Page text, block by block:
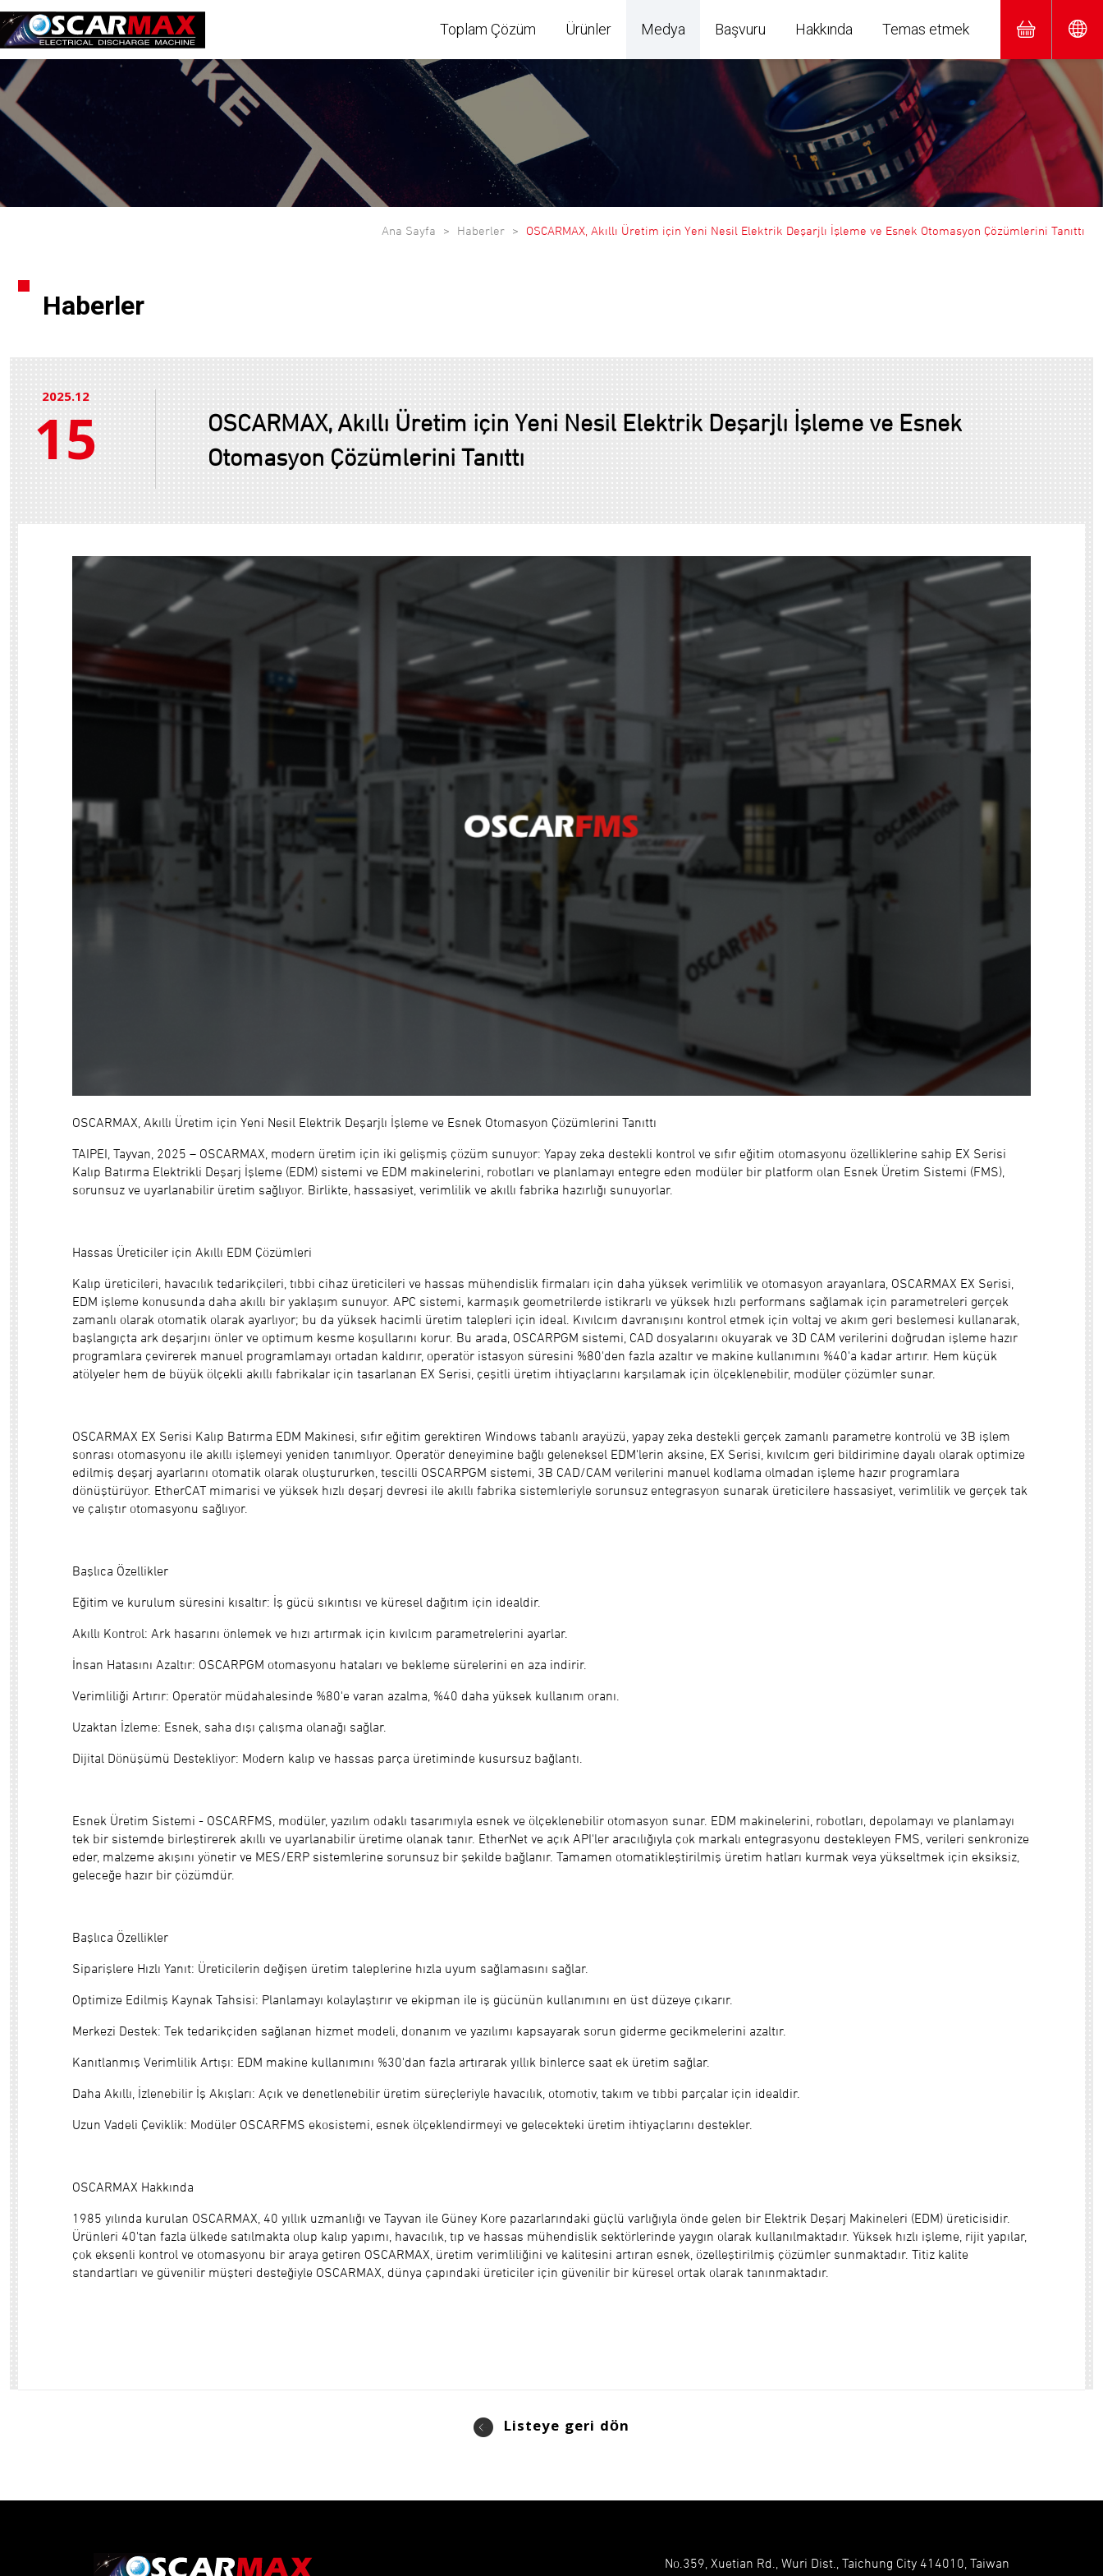
Toplam Çözüm Ürünler Medya Başvuru Hakkında Temas etmek
Haberler
Ana Sayfa Haberler OSCARMAX, Akıllı Üretim için Yeni Nesil Elektrik Deşarjlı İşleme ve Esnek Otomasyon Çözümlerini Tanıttı
2025.12
15
OSCARMAX, Akıllı Üretim için Yeni Nesil Elektrik Deşarjlı İşleme ve Esnek
Otomasyon Çözümlerini Tanıttı
OSCARMAX, Akıllı Üretim için Yeni Nesil Elektrik Deşarjlı İşleme ve Esnek Otomasyon Çözümlerini Tanıttı
TAIPEI, Tayvan, 2025 – OSCARMAX, modern üretim için iki gelişmiş çözüm sunuyor: Yapay zeka destekli kontrol ve sıfır eğitim otomasyonu özelliklerine sahip EX Serisi
Kalıp Batırma Elektrikli Deşarj İşleme (EDM) sistemi ve EDM makinelerini, robotları ve planlamayı entegre eden modüler bir platform olan Esnek Üretim Sistemi (FMS),
sorunsuz ve uyarlanabilir üretim sağlıyor. Birlikte, hassasiyet, verimlilik ve akıllı fabrika hazırlığı sunuyorlar.
Hassas Üreticiler için Akıllı EDM Çözümleri
Kalıp üreticileri, havacılık tedarikçileri, tıbbi cihaz üreticileri ve hassas mühendislik firmaları için daha yüksek verimlilik ve otomasyon arayanlara, OSCARMAX EX Serisi,
EDM işleme konusunda daha akıllı bir yaklaşım sunuyor. APC sistemi, karmaşık geometrilerde istikrarlı ve yüksek hızlı performans sağlamak için parametreleri gerçek
zamanlı olarak otomatik olarak ayarlıyor; bu da yüksek hacimli üretim talepleri için ideal. Kıvılcım davranışını kontrol etmek için voltaj ve akım geri beslemesi kullanarak,
başlangıçta ark deşarjını önler ve optimum kesme koşullarını korur. Bu arada, OSCARPGM sistemi, CAD dosyalarını okuyarak ve 3D CAM verilerini doğrudan işleme hazır
programlara çevirerek manuel programlamayı ortadan kaldırır, operatör istasyon süresini %80'den fazla azaltır ve makine kullanımını %40'a kadar artırır. Hem küçük
atölyeler hem de büyük ölçekli akıllı fabrikalar için tasarlanan EX Serisi, çeşitli üretim ihtiyaçlarını karşılamak için ölçeklenebilir, modüler çözümler sunar.
OSCARMAX EX Serisi Kalıp Batırma EDM Makinesi, sıfır eğitim gerektiren Windows tabanlı arayüzü, yapay zeka destekli gerçek zamanlı parametre kontrolü ve 3B işlem
sonrası otomasyonu ile akıllı işlemeyi yeniden tanımlıyor. Operatör deneyimine bağlı geleneksel EDM'lerin aksine, EX Serisi, kıvılcım geri bildirimine dayalı olarak optimize
edilmiş deşarj ayarlarını otomatik olarak oluştururken, tescilli OSCARPGM sistemi, 3B CAD/CAM verilerini manuel kodlama olmadan işleme hazır programlara
dönüştürüyor. EtherCAT mimarisi ve yüksek hızlı deşarj devresi ile akıllı fabrika sistemleriyle sorunsuz entegrasyon sunarak üreticilere hassasiyet, verimlilik ve gerçek tak
ve çalıştır otomasyonu sağlıyor.
Başlıca Özellikler
Eğitim ve kurulum süresini kısaltır: İş gücü sıkıntısı ve küresel dağıtım için idealdir.
Akıllı Kontrol: Ark hasarını önlemek ve hızı artırmak için kıvılcım parametrelerini ayarlar.
İnsan Hatasını Azaltır: OSCARPGM otomasyonu hataları ve bekleme sürelerini en aza indirir.
Verimliliği Artırır: Operatör müdahalesinde %80'e varan azalma, %40 daha yüksek kullanım oranı.
Uzaktan İzleme: Esnek, saha dışı çalışma olanağı sağlar.
Dijital Dönüşümü Destekliyor: Modern kalıp ve hassas parça üretiminde kusursuz bağlantı.
Esnek Üretim Sistemi - OSCARFMS, modüler, yazılım odaklı tasarımıyla esnek ve ölçeklenebilir otomasyon sunar. EDM makinelerini, robotları, depolamayı ve planlamayı
tek bir sistemde birleştirerek akıllı ve uyarlanabilir üretime olanak tanır. EtherNet ve açık API'ler aracılığıyla çok markalı entegrasyonu destekleyen FMS, verileri senkronize
eder, malzeme akışını yönetir ve MES/ERP sistemlerine sorunsuz bir şekilde bağlanır. Tamamen otomatikleştirilmiş üretim hatları kurmak veya yükseltmek için eksiksiz,
geleceğe hazır bir çözümdür.
Başlıca Özellikler
Siparişlere Hızlı Yanıt: Üreticilerin değişen üretim taleplerine hızla uyum sağlamasını sağlar.
Optimize Edilmiş Kaynak Tahsisi: Planlamayı kolaylaştırır ve ekipman ile iş gücünün kullanımını en üst düzeye çıkarır.
Merkezi Destek: Tek tedarikçiden sağlanan hizmet modeli, donanım ve yazılımı kapsayarak sorun giderme gecikmelerini azaltır.
Kanıtlanmış Verimlilik Artışı: EDM makine kullanımını %30'dan fazla artırarak yıllık binlerce saat ek üretim sağlar.
Daha Akıllı, İzlenebilir İş Akışları: Açık ve denetlenebilir üretim süreçleriyle havacılık, otomotiv, takım ve tıbbi parçalar için idealdir.
Uzun Vadeli Çeviklik: Modüler OSCARFMS ekosistemi, esnek ölçeklendirmeyi ve gelecekteki üretim ihtiyaçlarını destekler.
OSCARMAX Hakkında
1985 yılında kurulan OSCARMAX, 40 yıllık uzmanlığı ve Tayvan ile Güney Kore pazarlarındaki güçlü varlığıyla önde gelen bir Elektrik Deşarj Makineleri (EDM) üreticisidir.
Ürünleri 40'tan fazla ülkede satılmakta olup kalıp yapımı, havacılık, tıp ve hassas mühendislik sektörlerinde yaygın olarak kullanılmaktadır. Yüksek hızlı işleme, rijit yapılar,
çok eksenli kontrol ve otomasyonu bir araya getiren OSCARMAX, üretim verimliliğini ve kalitesini artıran esnek, özelleştirilmiş çözümler sunmaktadır. Titiz kalite
standartları ve güvenilir müşteri desteğiyle OSCARMAX, dünya çapındaki üreticiler için güvenilir bir küresel ortak olarak tanınmaktadır.
Listeye geri dön
No.359, Xuetian Rd., Wuri Dist., Taichung City 414010, Taiwan